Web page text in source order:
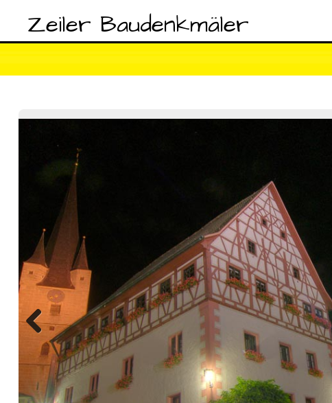
Zeiler Baudenkmäler
Previous